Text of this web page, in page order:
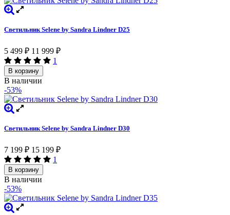
Светильник Selene by Sandra Lindner D25
5 499 ₽ 11 999 ₽
1
В корзину
В наличии
-53%
Светильник Selene by Sandra Lindner D30
7 199 ₽ 15 199 ₽
1
В корзину
В наличии
-53%